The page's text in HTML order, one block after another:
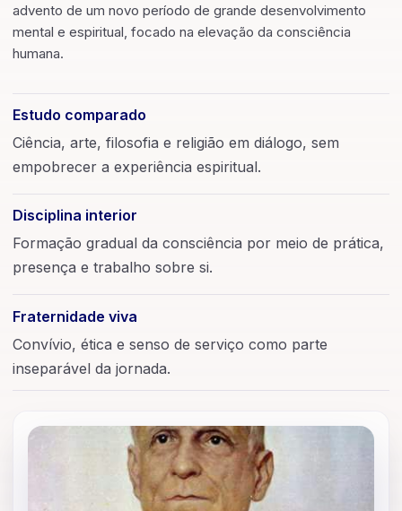
advento de um novo período de grande desenvolvimento
mental e espiritual, focado na elevação da consciência
humana.
Estudo comparado
Ciência, arte, filosofia e religião em diálogo, sem
empobrecer a experiência espiritual.
Disciplina interior
Formação gradual da consciência por meio de prática,
presença e trabalho sobre si.
Fraternidade viva
Convívio, ética e senso de serviço como parte
inseparável da jornada.